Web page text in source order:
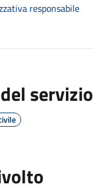
responsabile
servizio